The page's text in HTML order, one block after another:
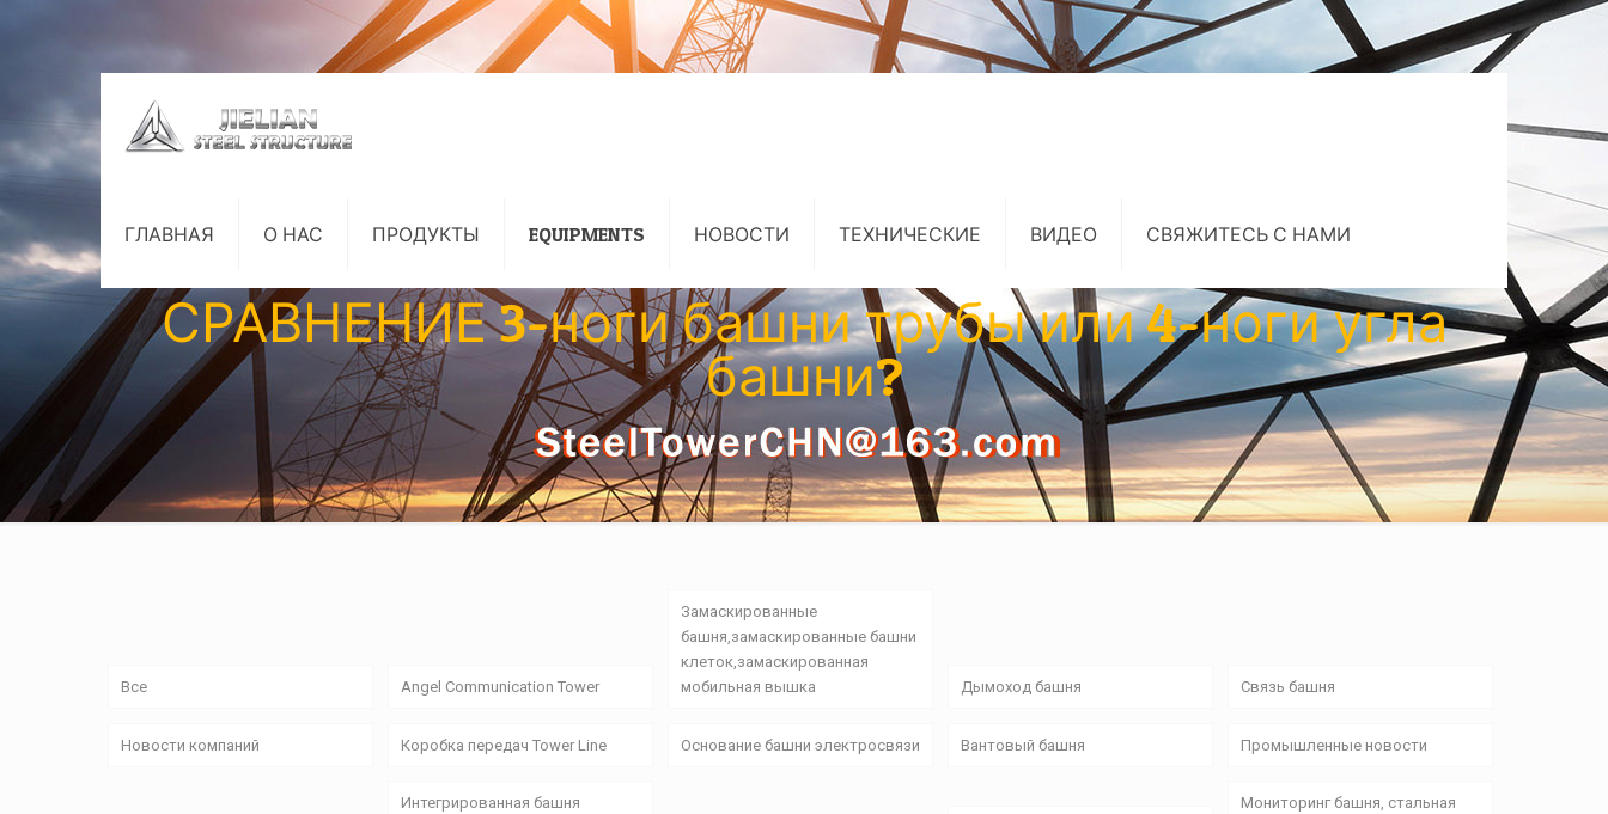
ГЛАВНАЯ О НАС ПРОДУКТЫ EQUIPMENTS НОВОСТИ ТЕХНИЧЕСКИЕ ВИДЕО СВЯЖИТЕСЬ С НАМИ
СРАВНЕНИЕ 3-ноги башни трубы или 4-ноги угла
башни?
Все Angel Communication Tower
Замаскированные
башня,замаскированные башни
клеток,замаскированная
мобильная вышка
Дымоход башня Связь башня
Новости компаний Коробка передач Tower Line Основание башни электросвязи Вантовый башня Промышленные новости
Интегрированная башня
Мониторинг башня, стальная